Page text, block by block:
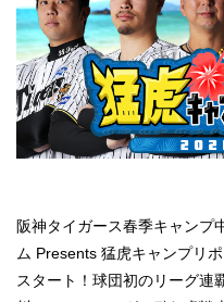
阪神タイガース春季キャンプ
ム Presents 猛虎キャンプリ
スタート！球団初のリーグ連